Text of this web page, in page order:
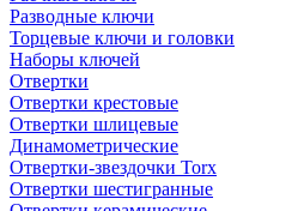
Разводные ключи
Торцевые ключи и головки
Наборы ключей
Отвертки
Отвертки крестовые
Отвертки шлицевые
Динамометрические
Отвертки-звездочки Torx
Отвертки шестигранные